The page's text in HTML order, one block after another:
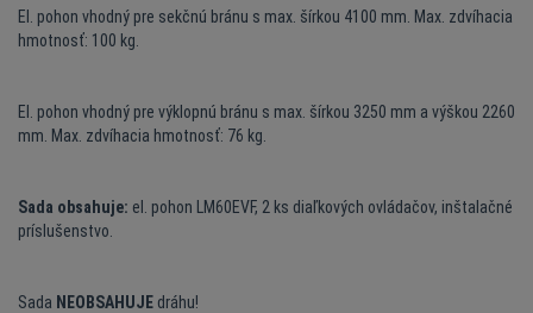
El. pohon vhodný pre sekčnú bránu s max. šírkou 4100 mm. Max. zdvíhacia
hmotnosť: 100 kg.
El. pohon vhodný pre výklopnú bránu s max. šírkou 3250 mm a výškou 2260
mm. Max. zdvíhacia hmotnosť: 76 kg.
Sada obsahuje: el. pohon LM60EVF, 2 ks diaľkových ovládačov, inštalačné
príslušenstvo.
Sada NEOBSAHUJE dráhu!